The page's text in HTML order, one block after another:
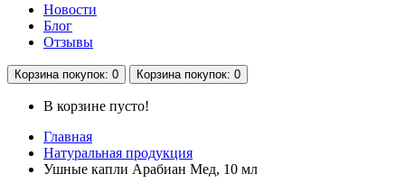
Новости
Блог
Отзывы
Корзина покупок: 0 Корзина покупок: 0
В корзине пусто!
Главная
Натуральная продукция
Ушные капли Арабиан Мед, 10 мл